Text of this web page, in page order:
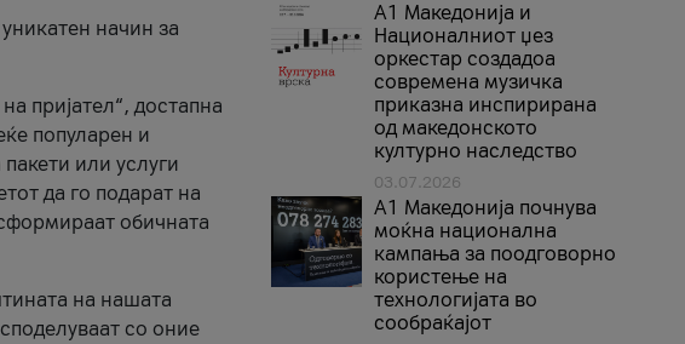
начин за
пријател“, достапна
популарен и
или услуги
да го подарат на
обичната
на нашата
со оние
А1 Македонија и
Националниот џез
оркестар создадоа
современа музичка
приказна инспирирана
од македонското
културно наследство
03.07.2026
A1 Македонија почнува
моќна национална
кампања за поодговорно
користење на
технологијата во
сообраќајот